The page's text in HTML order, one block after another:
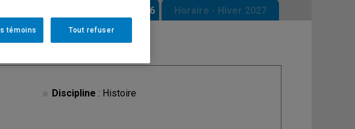
Horaire - Automne 2026 Horaire - Hiver 2027
Discipline : Histoire
Tout refuser
témoins